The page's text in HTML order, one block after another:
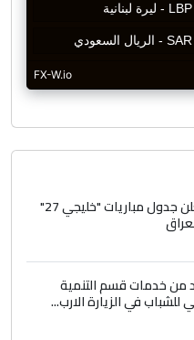
الاتحاد الخليجي يعلن جدول مباريات "خليجي 27"
من خدمات قسم التنمية
للشباب في الزيارة الارب...